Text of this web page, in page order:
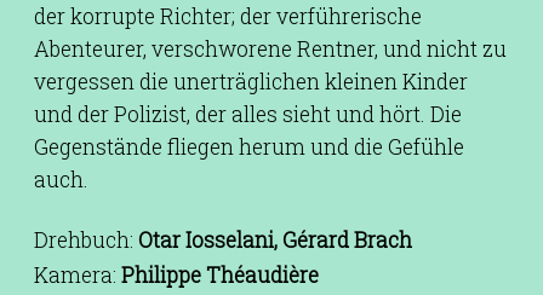
der korrupte Richter; der verführerische
Abenteurer, verschworene Rentner, und nicht zu
vergessen die unerträglichen kleinen Kinder
und der Polizist, der alles sieht und hört. Die
Gegenstände fliegen herum und die Gefühle
auch.
Drehbuch: Otar Iosselani, Gérard Brach
Kamera: Philippe Théaudière